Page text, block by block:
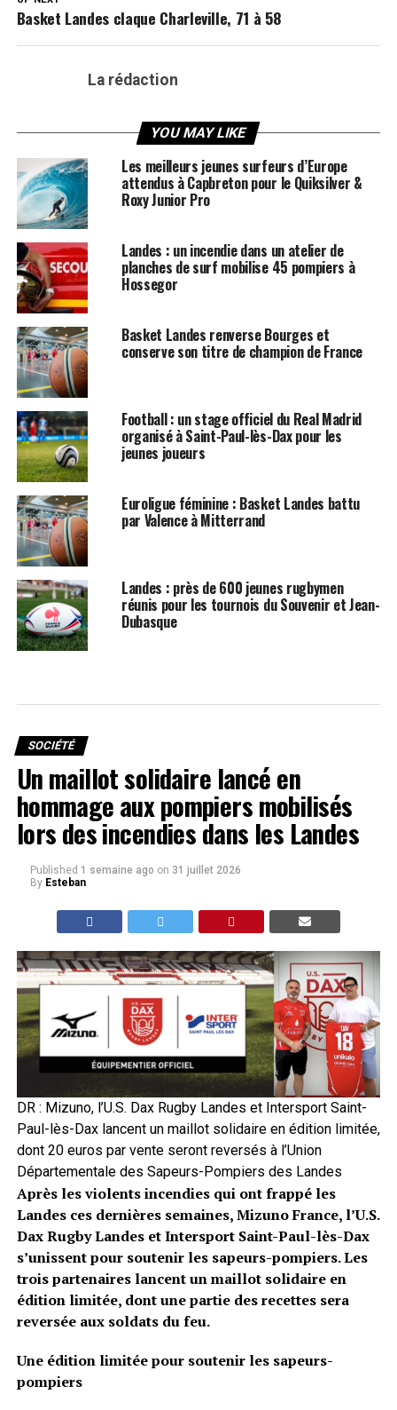
Basket Landes claque Charleville, 71 à 58
La rédaction
YOU MAY LIKE
Les meilleurs jeunes surfeurs d’Europe
attendus à Capbreton pour le Quiksilver &
Roxy Junior Pro
Landes : un incendie dans un atelier de
planches de surf mobilise 45 pompiers à
Hossegor
Basket Landes renverse Bourges et
conserve son titre de champion de France
Football : un stage officiel du Real Madrid
organisé à Saint-Paul-lès-Dax pour les
jeunes joueurs
Euroligue féminine : Basket Landes battu
par Valence à Mitterrand
Landes : près de 600 jeunes rugbymen
réunis pour les tournois du Souvenir et Jean-
Dubasque
SOCIÉTÉ
Un maillot solidaire lancé en
hommage aux pompiers mobilisés
lors des incendies dans les Landes
Published 1 semaine ago on 31 juillet 2026
By Esteban
DR : Mizuno, l’U.S. Dax Rugby Landes et Intersport Saint-
Paul-lès-Dax lancent un maillot solidaire en édition limitée,
dont 20 euros par vente seront reversés à l’Union
Départementale des Sapeurs-Pompiers des Landes
Après les violents incendies qui ont frappé les
Landes ces dernières semaines, Mizuno France, l’U.S.
Dax Rugby Landes et Intersport Saint-Paul-lès-Dax
s’unissent pour soutenir les sapeurs-pompiers. Les
trois partenaires lancent un maillot solidaire en
édition limitée, dont une partie des recettes sera
reversée aux soldats du feu.
Une édition limitée pour soutenir les sapeurs-
pompiers